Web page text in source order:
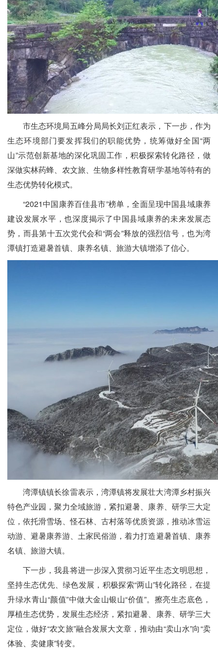
市生态环境局五峰分局局长刘正红表示，下一步，作为
生态环境部门要发挥我们的职能优势，统筹做好全国“两
山”示范创新基地的深化巩固工作，积极探索转化路径，做
深做实林药蜂、农文旅、生物多样性教育研学基地等特有的
生态优势转化模式。
“2021中国康养百佳县市”榜单，全面呈现中国县域康养
建设发展水平，也深度揭示了中国县域康养的未来发展态
势，而县第十五次党代会和“两会”释放的强烈信号，也为湾
潭镇打造避暑首镇、康养名镇、旅游大镇增添了信心。
湾潭镇镇长徐雷表示，湾潭镇将发展壮大湾潭乡村振兴
特色产业园，聚力全域旅游，紧扣避暑、康养、研学三大定
位，依托滑雪场、怪石林、古村落等优质资源，推动冰雪运
动游、避暑康养游、土家民俗游，着力打造避暑首镇、康养
名镇、旅游大镇。
下一步，我县将进一步深入贯彻习近平生态文明思想，
坚持生态优先、绿色发展，积极探索“两山”转化路径，在提
升绿水青山“颜值”中做大金山银山“价值”。擦亮生态底色，
厚植生态优势，发展生态经济，紧扣避暑、康养、研学三大
定位，做好“农文旅”融合发展大文章，推动由“卖山水”向“卖
体验、卖健康”转变。